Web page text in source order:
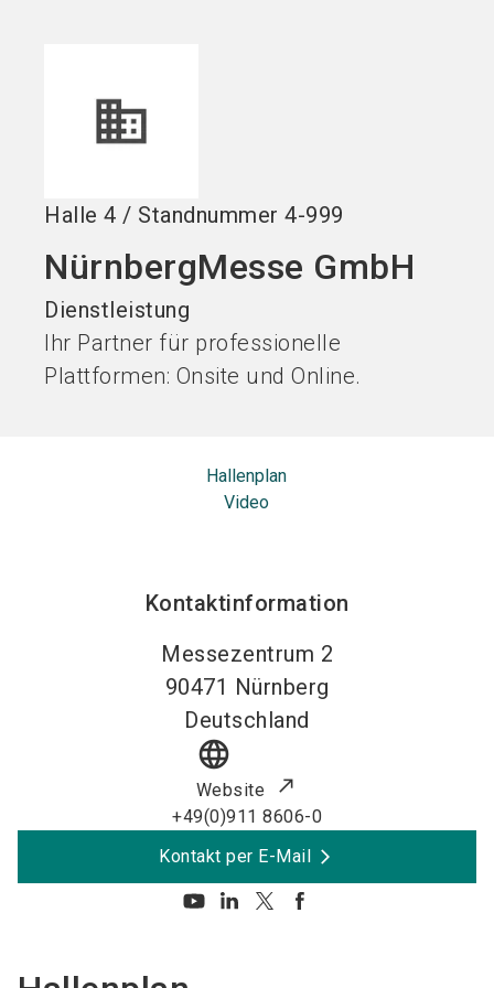
Halle 4 / Standnummer 4-999
NürnbergMesse GmbH
Dienstleistung
Ihr Partner für professionelle
Plattformen: Onsite und Online.
Hallenplan
Video
Kontaktinformation
Messezentrum 2
90471 Nürnberg
Deutschland
language
Website
+49(0)911 8606-0
Kontakt per E-Mail